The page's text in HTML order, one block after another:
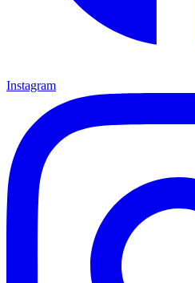
Instagram